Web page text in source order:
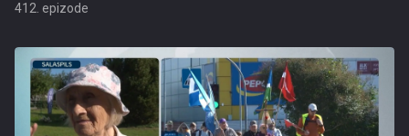
412. epizode